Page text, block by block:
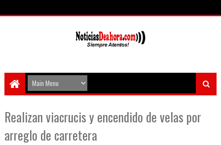
Realizan viacrucis y encendido de velas por
arreglo de carretera